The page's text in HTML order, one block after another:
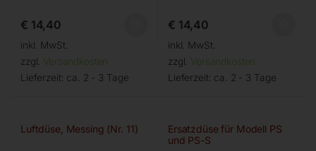
€ 14,40
inkl. MwSt.
zzgl. Versandkosten
Lieferzeit: ca. 2 - 3 Tage
€ 14,40
inkl. MwSt.
zzgl. Versandkosten
Lieferzeit: ca. 2 - 3 Tage
Luftdüse, Messing (Nr. 11)
Ersatzdüse für Modell PS
und PS-S